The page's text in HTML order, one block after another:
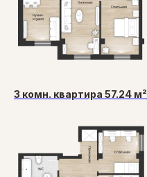
3 комн. квартира 57.24 м²